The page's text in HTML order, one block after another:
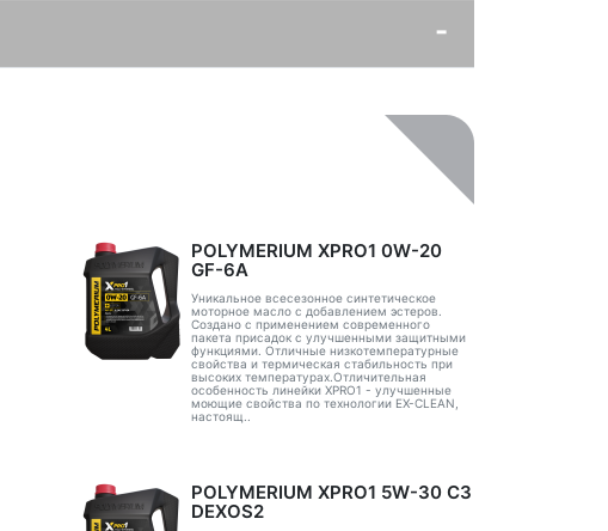
POLYMERIUM XPRO1 0W-20
GF-6A
Уникальное всесезонное синтетическое
моторное масло с добавлением эстеров.
Создано с применением современного
пакета присадок с улучшенными защитными
функциями. Отличные низкотемпературные
свойства и термическая стабильность при
высоких температурах.Отличительная
особенность линейки XPRO1 - улучшенные
моющие свойства по технологии EX-CLEAN,
настоящ..
POLYMERIUM XPRO1 5W-30 C3
DEXOS2